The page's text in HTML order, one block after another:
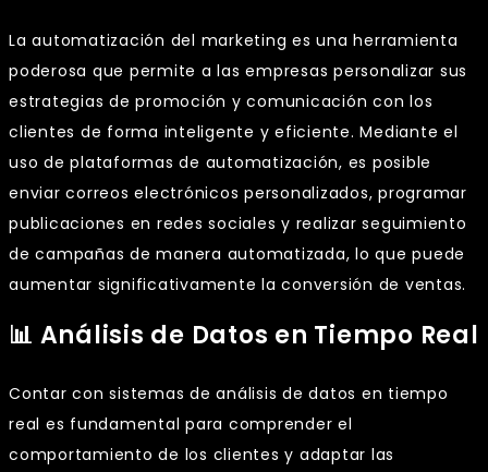
La automatización del marketing es una herramienta
poderosa que permite a las empresas personalizar sus
estrategias de promoción y comunicación con los
clientes de forma inteligente y eficiente. Mediante el
uso de plataformas de automatización, es posible
enviar correos electrónicos personalizados, programar
publicaciones en redes sociales y realizar seguimiento
de campañas de manera automatizada, lo que puede
aumentar significativamente la conversión de ventas.
📊 Análisis de Datos en Tiempo Real
Contar con sistemas de análisis de datos en tiempo
real es fundamental para comprender el
comportamiento de los clientes y adaptar las